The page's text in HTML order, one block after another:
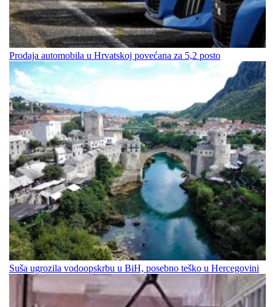
Prodaja automobila u Hrvatskoj povećana za 5,2 posto
Suša ugrozila vodoopskrbu u BiH, posebno teško u Hercegovini